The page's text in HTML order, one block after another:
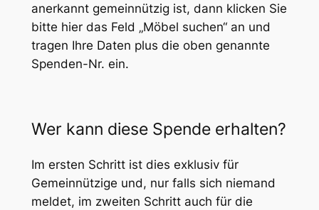
anerkannt gemeinnützig ist, dann klicken Sie
bitte hier das Feld „Möbel suchen“ an und
tragen Ihre Daten plus die oben genannte
Spenden-Nr. ein.
Wer kann diese Spende erhalten?
Im ersten Schritt ist dies exklusiv für
Gemeinnützige und, nur falls sich niemand
meldet, im zweiten Schritt auch für die